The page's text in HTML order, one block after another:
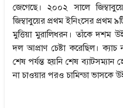
জেগেছে। ২০০২ সালে
জিম্বাবুয়ের প্রথম ইনিংসের প্রথম
মুত্তিয়া মুরালিধরন। তাঁকে দশম
দল আপ্রাণ চেষ্টা করেছিল।
শেষ পর্যন্ত হয়নি শেষ ব্যাটসম্যান
না চাওয়ার পরও চামিন্ডা ভাসকে